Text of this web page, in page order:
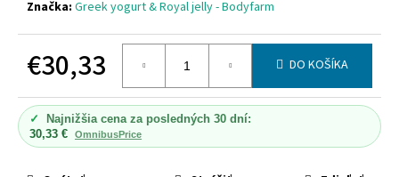
Značka: Greek yogurt & Royal jelly - Bodyfarm
€30,33
cena:
DO KOŠÍKA
✓
Najnižšia cena za posledných 30 dní:
30,33 €
OmnibusPrice
o
m
e